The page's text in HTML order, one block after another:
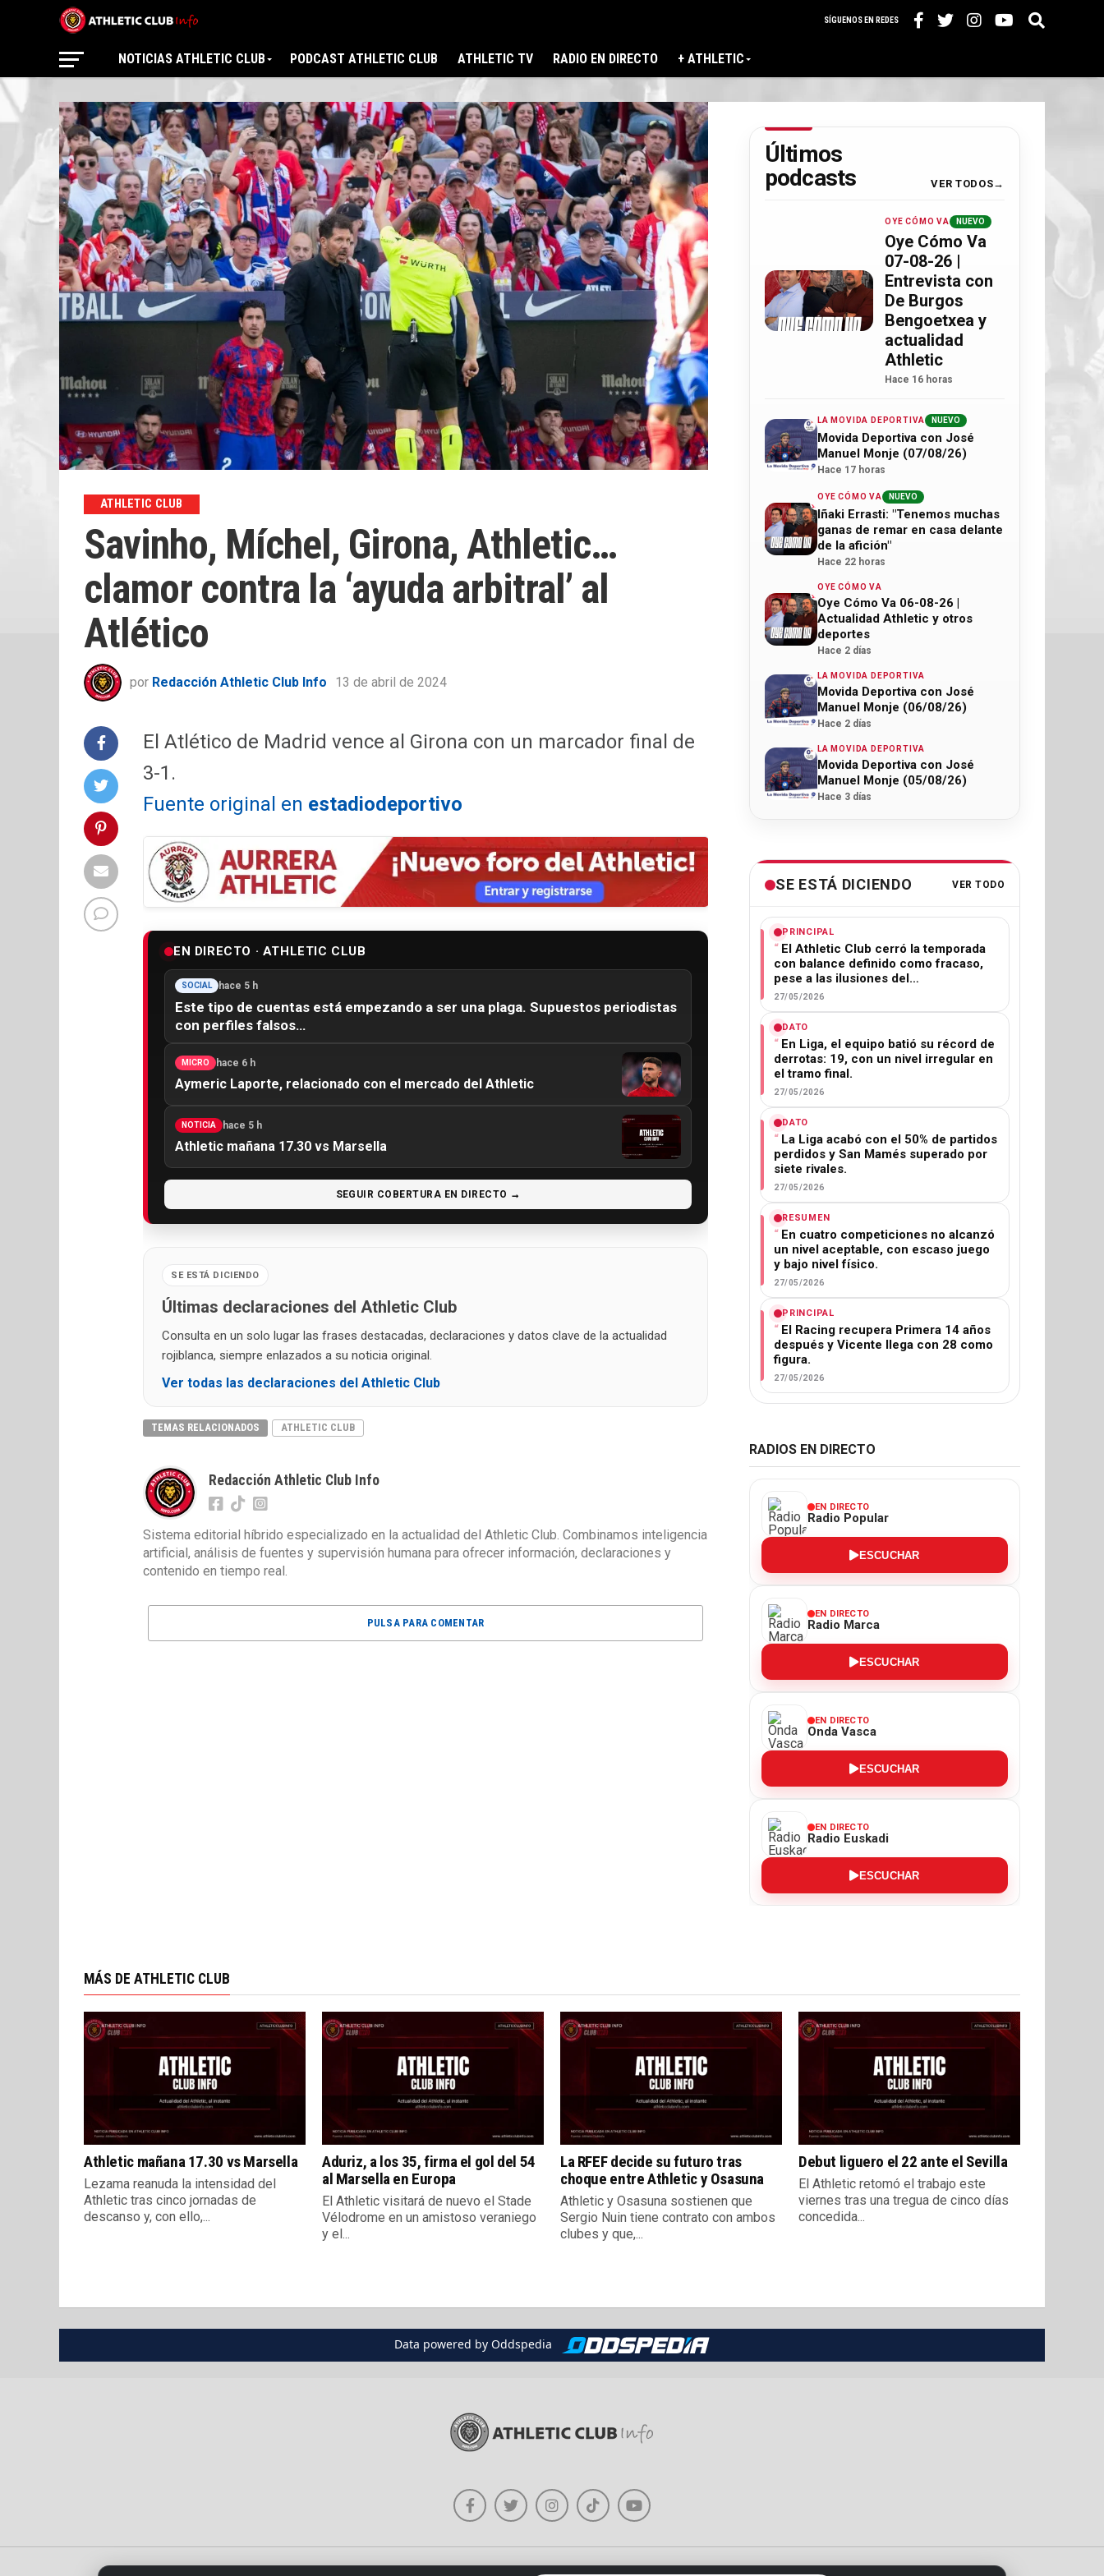
SÍGUENOS EN REDES
NOTICIAS ATHLETIC CLUB PODCAST ATHLETIC CLUB ATHLETIC TV RADIO EN DIRECTO + ATHLETIC
ATHLETIC CLUB
Savinho, Míchel, Girona, Athletic…
clamor contra la ‘ayuda arbitral’ al
Atlético
por Redacción Athletic Club Info 13 de abril de 2024
El Atlético de Madrid vence al Girona con un marcador final de
3-1.
Fuente original en estadiodeportivo
EN DIRECTO · ATHLETIC CLUB
SOCIAL hace 5 h
Este tipo de cuentas está empezando a ser una plaga. Supuestos periodistas
con perfiles falsos…
MICRO hace 6 h
Aymeric Laporte, relacionado con el mercado del Athletic
NOTICIA hace 5 h
Athletic mañana 17.30 vs Marsella
SEGUIR COBERTURA EN DIRECTO →
SE ESTÁ DICIENDO
Últimas declaraciones del Athletic Club
Consulta en un solo lugar las frases destacadas, declaraciones y datos clave de la actualidad
rojiblanca, siempre enlazados a su noticia original.
Ver todas las declaraciones del Athletic Club
TEMAS RELACIONADOS ATHLETIC CLUB
Redacción Athletic Club Info
Sistema editorial híbrido especializado en la actualidad del Athletic Club. Combinamos inteligencia
artificial, análisis de fuentes y supervisión humana para ofrecer información, declaraciones y
contenido en tiempo real.
PULSA PARA COMENTAR
Últimos
podcasts
VER TODOS
OYE CÓMO VA NUEVO
Oye Cómo Va
07-08-26 |
Entrevista con
De Burgos
Bengoetxea y
actualidad
Athletic
Hace 16 horas
LA MOVIDA DEPORTIVA NUEVO
Movida Deportiva con José
Manuel Monje (07/08/26)
Hace 17 horas
OYE CÓMO VA NUEVO
Iñaki Errasti: "Tenemos muchas
ganas de remar en casa delante
de la afición"
Hace 22 horas
OYE CÓMO VA
Oye Cómo Va 06-08-26 |
Actualidad Athletic y otros
deportes
Hace 2 días
LA MOVIDA DEPORTIVA
Movida Deportiva con José
Manuel Monje (06/08/26)
Hace 2 días
LA MOVIDA DEPORTIVA
Movida Deportiva con José
Manuel Monje (05/08/26)
Hace 3 días
SE ESTÁ DICIENDO VER TODO
PRINCIPAL
El Athletic Club cerró la temporada
con balance definido como fracaso,
pese a las ilusiones del…
27/05/2026
DATO
En Liga, el equipo batió su récord de
derrotas: 19, con un nivel irregular en
el tramo final.
27/05/2026
DATO
La Liga acabó con el 50% de partidos
perdidos y San Mamés superado por
siete rivales.
27/05/2026
RESUMEN
En cuatro competiciones no alcanzó
un nivel aceptable, con escaso juego
y bajo nivel físico.
27/05/2026
PRINCIPAL
El Racing recupera Primera 14 años
después y Vicente llega con 28 como
figura.
27/05/2026
RADIOS EN DIRECTO
EN DIRECTO
Radio Popular
ESCUCHAR
EN DIRECTO
Radio Marca
ESCUCHAR
EN DIRECTO
Onda Vasca
ESCUCHAR
EN DIRECTO
Radio Euskadi
ESCUCHAR
MÁS DE ATHLETIC CLUB
Athletic mañana 17.30 vs Marsella
Lezama reanuda la intensidad del
Athletic tras cinco jornadas de
descanso y, con ello,...
Aduriz, a los 35, firma el gol del 54
al Marsella en Europa
El Athletic visitará de nuevo el Stade
Vélodrome en un amistoso veraniego
y el...
La RFEF decide su futuro tras
choque entre Athletic y Osasuna
Athletic y Osasuna sostienen que
Sergio Nuin tiene contrato con ambos
clubes y que,...
Debut liguero el 22 ante el Sevilla
El Athletic retomó el trabajo este
viernes tras una tregua de cinco días
concedida...
Data powered by Oddspedia
Portada Política de privacidad Política de Uso de Imágenes Sobre Athleticclubinfo.com Contacto Resultados en vivo del Athletic Club